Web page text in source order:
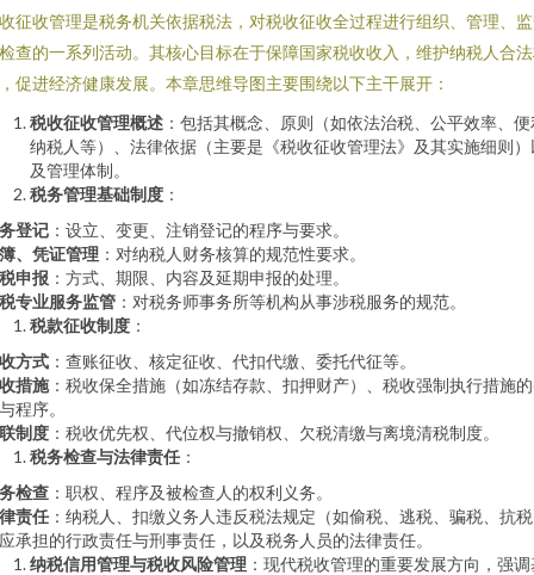
征收管理是税务机关依据税法，对税收征收全过程进行组织、管理、
查的一系列活动。其核心目标在于保障国家税收收入，维护纳税人合
促进经济健康发展。本章思维导图主要围绕以下主干展开：
税收征收管理概述 ：包括其概念、原则（如依法治税、公平效率、
纳税人等）、法律依据（主要是《税收征收管理法》及其实施细则）
及管理体制。
税务管理基础制度 ：
登记 ：设立、变更、注销登记的程序与要求。
、凭证管理 ：对纳税人财务核算的规范性要求。
申报 ：方式、期限、内容及延期申报的处理。
专业服务监管 ：对税务师事务所等机构从事涉税服务的规范。
税款征收制度 ：
方式 ：查账征收、核定征收、代扣代缴、委托代征等。
措施：税收保全措施（如冻结存款、扣押财产）、税收强制执行措施
程序。
制度 ：税收优先权、代位权与撤销权、欠税清缴与离境清税制度。
税务检查与法律责任 ：
检查 ：职权、程序及被检查人的权利义务。
责任 ：纳税人、扣缴义务人违反税法规定（如偷税、逃税、骗税、抗
承担的行政责任与刑事责任，以及税务人员的法律责任。
纳税信用管理与税收风险管理 ：现代税收管理的重要发展方向，强